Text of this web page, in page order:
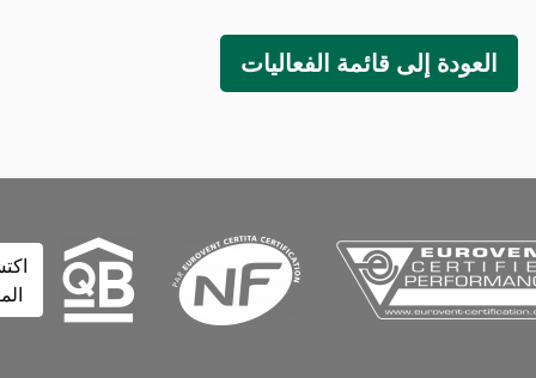
إلى قائمة الفعاليات
اكتشف
المزيد